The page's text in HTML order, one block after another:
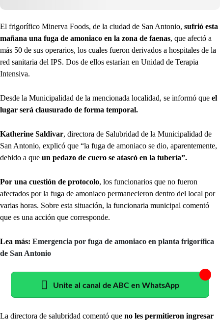
El frigorífico Minerva Foods, de la ciudad de San Antonio, sufrió esta
mañana una fuga de amoniaco en la zona de faenas, que afectó a
más 50 de sus operarios, los cuales fueron derivados a hospitales de la
red sanitaria del IPS. Dos de ellos estarían en Unidad de Terapia
Intensiva.
Desde la Municipalidad de la mencionada localidad, se informó que el
lugar será clausurado de forma temporal.
Katherine Saldivar, directora de Salubridad de la Municipalidad de
San Antonio, explicó que “la fuga de amoniaco se dio, aparentemente,
debido a que un pedazo de cuero se atascó en la tubería”.
Por una cuestión de protocolo, los funcionarios que no fueron
afectados por la fuga de amoniaco permanecieron dentro del local por
varias horas. Sobre esta situación, la funcionaria municipal comentó
que es una acción que corresponde.
Lea más: Emergencia por fuga de amoniaco en planta frigorífica
de San Antonio
Unite al canal de ABC en WhatsApp
La directora de salubridad comentó que no les permitieron ingresar